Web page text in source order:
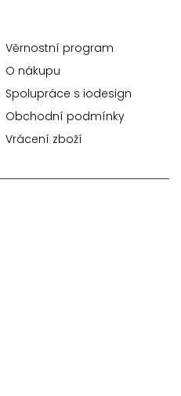
Věrnostní program
O nákupu
Spolupráce s iodesign
Obchodní podmínky
Vrácení zboží